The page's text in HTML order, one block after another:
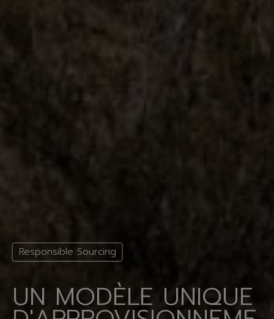
Responsible Sourcing
UN MODÈLE UNIQUE